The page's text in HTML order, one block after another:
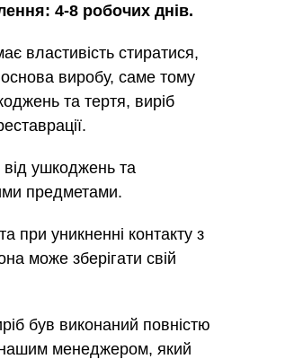
4-8 робочих днів.
властивість стиратися,
виробу, саме тому
та тертя, виріб
ушкоджень та
предметами.
при уникненні контакту з
може зберігати свій
був виконаний повністю
нашим менеджером, який